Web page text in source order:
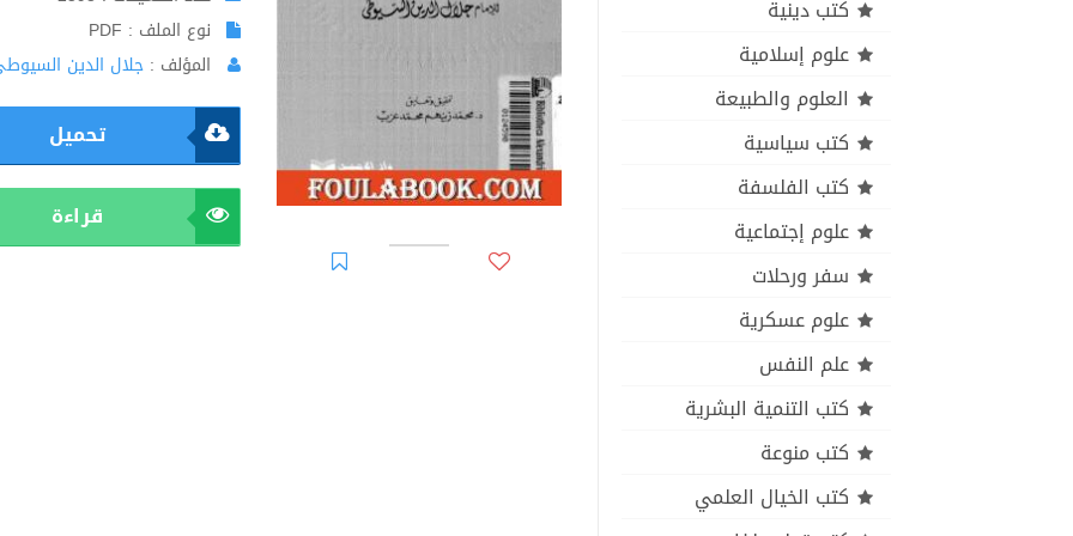
كتب دينية
علوم إسلامية
العلوم والطبيعة
كتب سياسية
كتب الفلسفة
علوم إجتماعية
سفر ورحلات
علوم عسكرية
علم النفس
كتب التنمية البشرية
كتب منوعة
كتب الخيال العلمي
نوع الملف : PDF
المؤلف : جلال الدين
تحميل
قراءة